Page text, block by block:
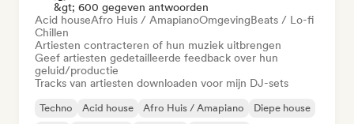
&gt; 600 gegeven antwoorden
Acid houseAfro Huis / AmapianoOmgevingBeats / Lo-fi
Chillen
Artiesten contracteren of hun muziek uitbrengen
Geef artiesten gedetailleerde feedback over hun
geluid/productie
Tracks van artiesten downloaden voor mijn DJ-sets
Techno Acid house Afro Huis / Amapiano
Diepe house